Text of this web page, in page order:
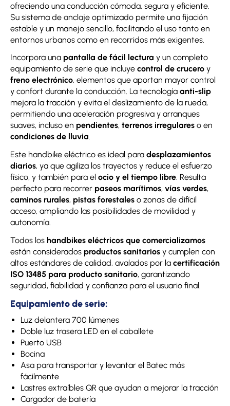
ofreciendo una conducción cómoda, segura y eficiente.
Su sistema de anclaje optimizado permite una fijación
estable y un manejo sencillo, facilitando el uso tanto en
entornos urbanos como en recorridos más exigentes.
Incorpora una pantalla de fácil lectura y un completo
equipamiento de serie que incluye control de crucero y
freno electrónico, elementos que aportan mayor control
y confort durante la conducción. La tecnología anti-slip
mejora la tracción y evita el deslizamiento de la rueda,
permitiendo una aceleración progresiva y arranques
suaves, incluso en pendientes, terrenos irregulares o en
condiciones de lluvia.
Este handbike eléctrico es ideal para desplazamientos
diarios, ya que agiliza los trayectos y reduce el esfuerzo
físico, y también para el ocio y el tiempo libre. Resulta
perfecto para recorrer paseos marítimos, vías verdes,
caminos rurales, pistas forestales o zonas de difícil
acceso, ampliando las posibilidades de movilidad y
autonomía.
Todos los handbikes eléctricos que comercializamos
están considerados productos sanitarios y cumplen con
altos estándares de calidad, avalados por la certificación
ISO 13485 para producto sanitario, garantizando
seguridad, fiabilidad y confianza para el usuario final.
Equipamiento de serie:
Luz delantera 700 lúmenes
Doble luz trasera LED en el caballete
Puerto USB
Bocina
Asa para transportar y levantar el Batec más
fácilmente
Lastres extraíbles QR que ayudan a mejorar la tracción
Cargador de batería